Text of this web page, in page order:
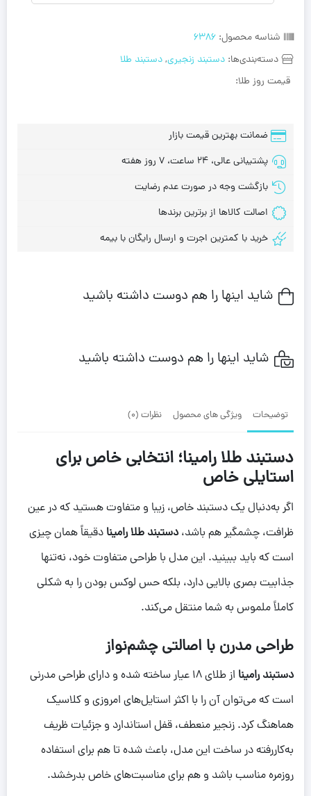
شناسه محصول: 6386
دسته‌بندی‌ها: دستبند زنجیری,دستبند طلا
قیمت روز طلا:
ضمانت بهترین قیمت بازار
پشتیبانی عالی، 24 ساعت، 7 روز هفته
بازگشت وجه در صورت عدم رضایت
اصالت کالاها از برترین برندها
خرید با کمترین اجرت و ارسال رایگان با بیمه
شاید اینها را هم دوست داشته باشید
شاید اینها را هم دوست داشته باشید
توضیحات ویژگی های محصول نظرات (0)
دستبند طلا رامینا؛ انتخابی خاص برای
استایلی خاص
اگر به‌دنبال یک دستبند خاص، زیبا و متفاوت هستید که در عین
ظرافت، چشمگیر هم باشد،دستبند طلا رامینا دقیقاً همان چیزی
است که باید ببینید. این مدل با طراحی متفاوت خود، نه‌تنها
جذابیت بصری بالایی دارد، بلکه حس لوکس بودن را به شکلی
کاملاً ملموس به شما منتقل می‌کند.
طراحی مدرن با اصالتی چشم‌نواز
دستبند رامینا
از طلای ۱۸ عیار ساخته شده و دارای طراحی مدرنی
است که می‌توان آن را با اکثر استایل‌های امروزی و کلاسیک
هماهنگ کرد. زنجیر منعطف، قفل استاندارد و جزئیات ظریف
به‌کاررفته در ساخت این مدل، باعث شده تا هم برای استفاده
روزمره مناسب باشد و هم برای مناسبت‌های خاص بدرخشد.